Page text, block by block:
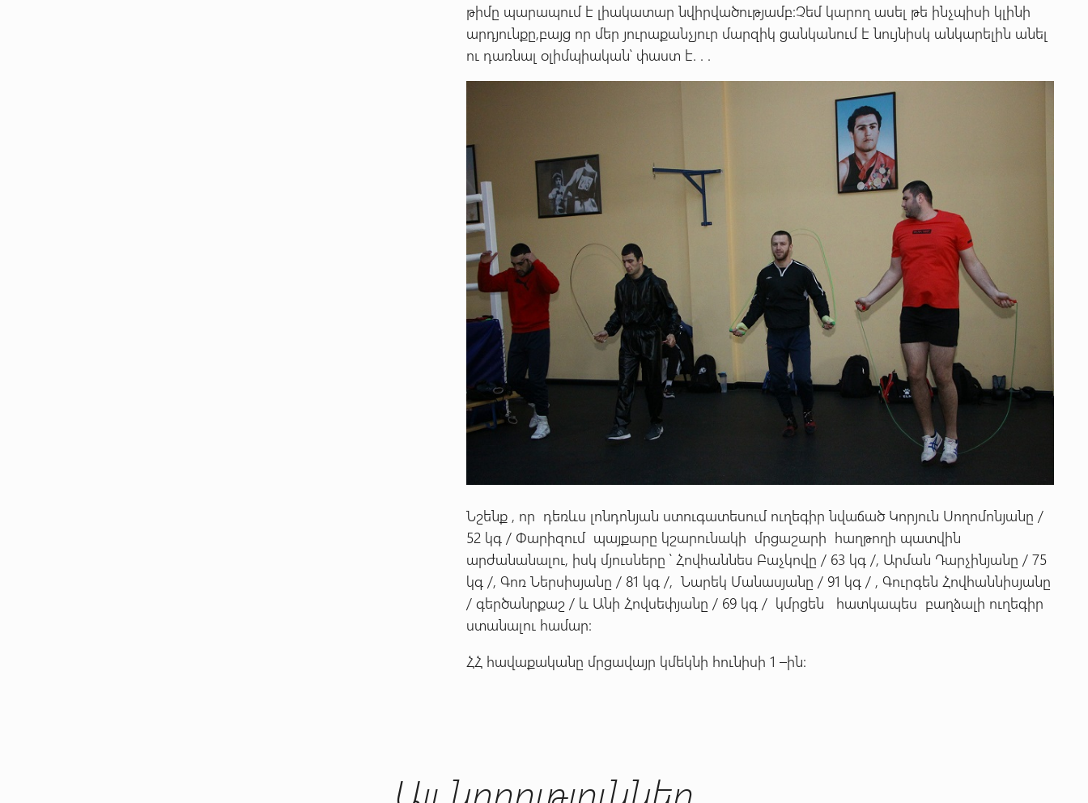
թիմը պարապում է լիակատար նվիրվածությամբ:Չեմ կարող ասել թե ինչպիսի կլինի
արդյունքը,բայց որ մեր յուրաքանչյուր մարզիկ ցանկանում է նույնիսկ անկարելին անել
ու դառնալ օլիմպիական՝ փաստ է. . .
Նշենք , որ դեռևս լոնդոնյան ստուգատեսում ուղեգիր նվաճած Կորյուն Սողոմոնյանը /
52 կգ / Փարիզում պայքարը կշարունակի մրցաշարի հաղթողի պատվին
արժանանալու, իսկ մյուսները ՝ Հովհաննես Բաչկովը / 63 կգ /, Արման Դարչինյանը / 75
կգ /, Գոռ Ներսիսյանը / 81 կգ /, Նարեկ Մանասյանը / 91 կգ / , Գուրգեն Հովհաննիսյանը
/ գերծանրքաշ / և Անի Հովսեփյանը / 69 կգ / կմրցեն հատկապես բաղձալի ուղեգիր
ստանալու համար:
ՀՀ հավաքականը մրցավայր կմեկնի հունիսի 1 –ին:
Այլ նորություններ